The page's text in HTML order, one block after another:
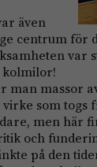
även
centrum för
var
kolmilor!
man massor
som togs
men här
och
på den